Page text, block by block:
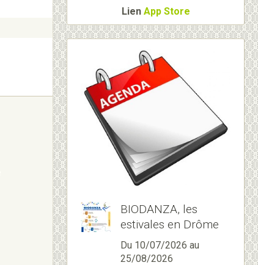
Lien App Store
BIODANZA, les
estivales en Drôme
Du 10/07/2026 au
25/08/2026